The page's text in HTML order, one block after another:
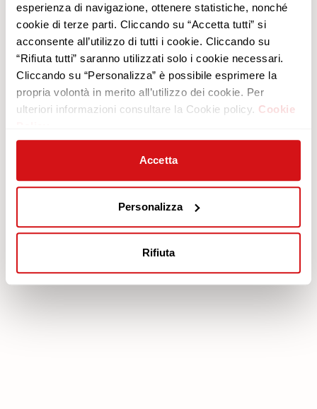
esperienza di navigazione, ottenere statistiche, nonché
cookie di terze parti. Cliccando su “Accetta tutti” si
acconsente all’utilizzo di tutti i cookie. Cliccando su
“Rifiuta tutti” saranno utilizzati solo i cookie necessari.
Cliccando su “Personalizza” è possibile esprimere la
propria volontà in merito all’utilizzo dei cookie. Per
ulteriori informazioni consultare la Cookie policy. Cookie
Accetta
Personalizza
Rifiuta
Perché Sceglierci
Negozi
Lavora con noi
Contatti
Newsletter
Promozioni
Rivestimenti
Divani
Poltrone
Cookie policy
Codice etico
Whistleblowing
Servizi
Piano protezione